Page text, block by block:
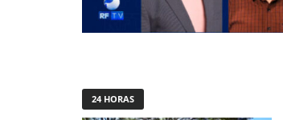
24 HORAS